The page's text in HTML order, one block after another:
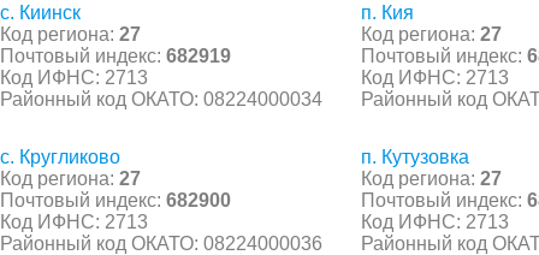
с. Киинск
Код региона: 27
Почтовый индекс: 682919
Код ИФНС: 2713
Районный код ОКАТО: 08224000034
п. Кия
Код региона: 27
Почтовый индекс:
Код ИФНС: 2713
Районный код
с. Кругликово
Код региона: 27
Почтовый индекс: 682900
Код ИФНС: 2713
Районный код ОКАТО: 08224000036
п. Кутузовка
Код региона: 27
Почтовый индекс:
Код ИФНС: 2713
Районный код